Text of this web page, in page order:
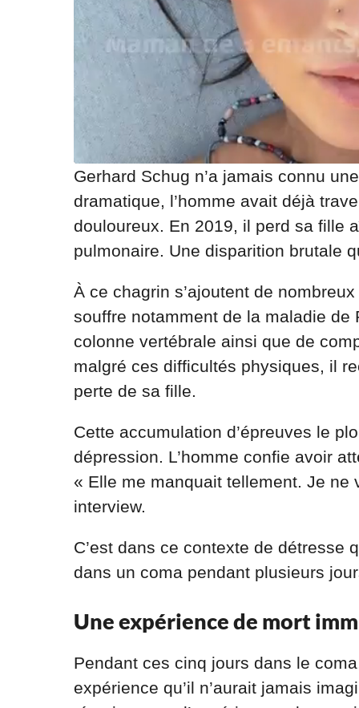
Gerhard Schug n’a jamais connu
dramatique, l’homme avait déjà
douloureux. En 2019, il perd sa fille
pulmonaire. Une disparition brutale
À ce chagrin s’ajoutent de
souffre notamment de la maladie
colonne vertébrale ainsi que de
malgré ces difficultés physiques, il
perte de sa fille.
Cette accumulation d’épreuves le
dépression. L’homme confie avoir
« Elle me manquait tellement. Je
interview.
C’est dans ce contexte de détresse
dans un coma pendant plusieurs
Une expérience de mort
Pendant ces cinq jours dans le
expérience qu’il n’aurait jamais